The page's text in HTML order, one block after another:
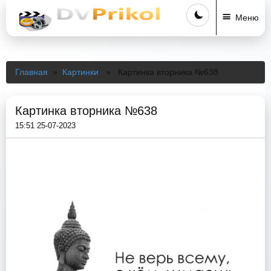
Меню
Главная » Картинки » Картинка вторника №638
Картинка вторника №638
15:51 25-07-2023